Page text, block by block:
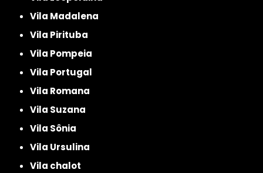
Vila Madalena
Vila Pirituba
Vila Pompeia
Vila Portugal
Vila Romana
Vila Suzana
Vila Sônia
Vila Ursulina
Vila chalot